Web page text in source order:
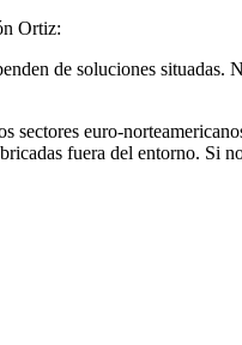
Ortiz:
de soluciones situadas.
sectores euro-
fuera del entorno. Si